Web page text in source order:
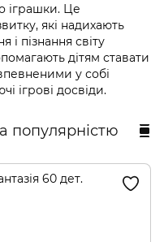
іграшки. Це
які надихають
і пізнання світу
дітям ставати
у собі
ігрові досвіди.
популярністю